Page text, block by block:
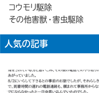
コウモリ駆除
その他害獣・害虫駆除
人気の記事